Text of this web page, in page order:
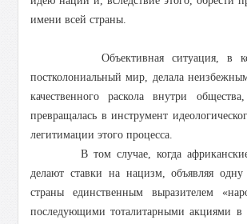
имени всей страны.
Объективная ситуация, в
постколониальный мир, делала
качественного раскола внутри
превращалась в инструмент
легитимации этого процесса.
В том случае, когда африканские
делают ставки на нацизм, объявляя одну
страны единственным выразителем
последующими тоталитарными акциями в